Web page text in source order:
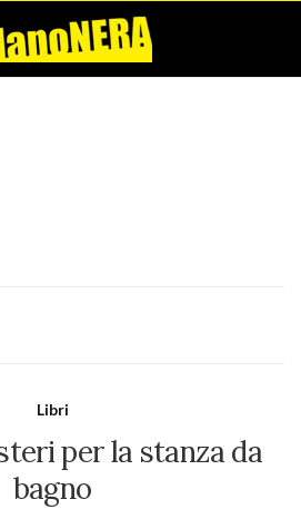
Libri
per la stanza da
bagno